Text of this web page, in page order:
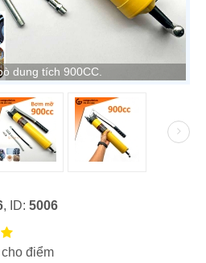
dung tích 900CC.
, ID: 5006
điểm